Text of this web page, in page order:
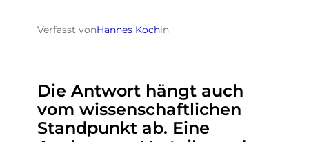
Verfasst vonHannes Kochin
Die Antwort hängt auch
vom wissenschaftlichen
Standpunkt ab. Eine